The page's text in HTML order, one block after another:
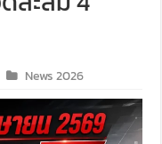
News 2026